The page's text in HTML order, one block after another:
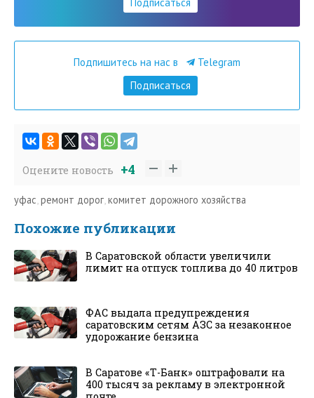
Подпишитесь на нас в
Telegram
Подписаться
Оцените новость +4
уфас ремонт дорог комитет дорожного хозяйства
Похожие публикации
В Саратовской области увеличили
лимит на отпуск топлива до 40 литров
ФАС выдала предупреждения
саратовским сетям АЗС за незаконное
удорожание бензина
В Саратове «Т-Банк» оштрафовали на
400 тысяч за рекламу в электронной